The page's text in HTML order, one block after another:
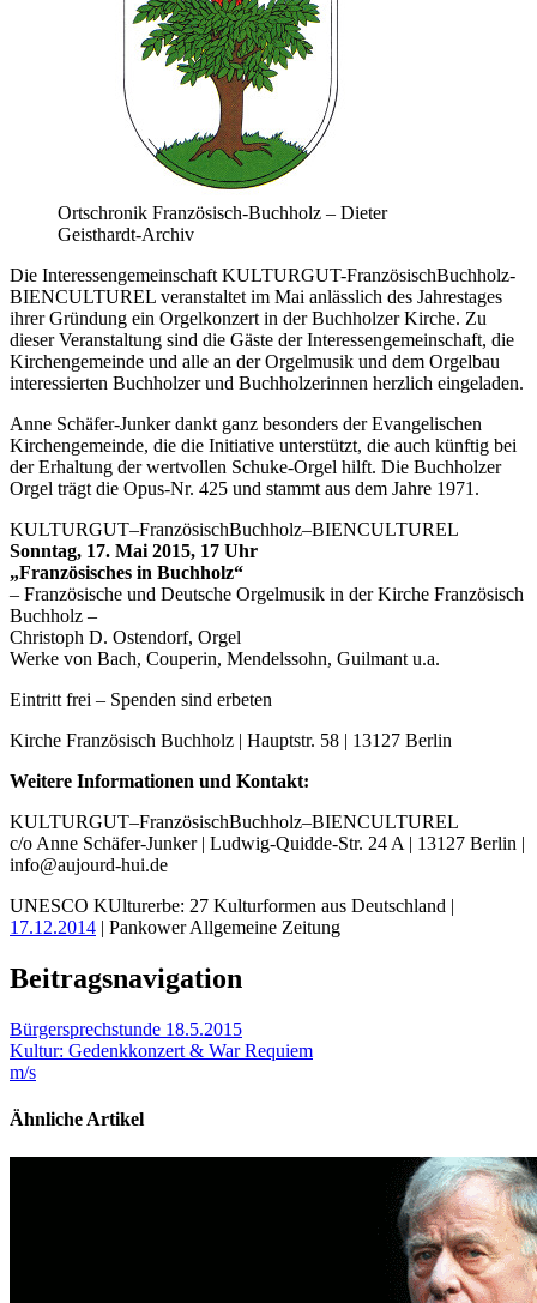
Ortschronik Französisch-Buchholz – Dieter
Geisthardt-Archiv
Die Interessengemeinschaft KULTURGUT-FranzösischBuchholz-
BIENCULTUREL veranstaltet im Mai anlässlich des Jahrestages
ihrer Gründung ein Orgelkonzert in der Buchholzer Kirche. Zu
dieser Veranstaltung sind die Gäste der Interessengemeinschaft, die
Kirchengemeinde und alle an der Orgelmusik und dem Orgelbau
interessierten Buchholzer und Buchholzerinnen herzlich eingeladen.
Anne Schäfer-Junker dankt ganz besonders der Evangelischen
Kirchengemeinde, die die Initiative unterstützt, die auch künftig bei
der Erhaltung der wertvollen Schuke-Orgel hilft. Die Buchholzer
Orgel trägt die Opus-Nr. 425 und stammt aus dem Jahre 1971.
KULTURGUT–FranzösischBuchholz–BIENCULTUREL
Sonntag, 17. Mai 2015, 17 Uhr
„Französisches in Buchholz“
– Französische und Deutsche Orgelmusik in der Kirche Französisch
Buchholz –
Christoph D. Ostendorf, Orgel
Werke von Bach, Couperin, Mendelssohn, Guilmant u.a.
Eintritt frei – Spenden sind erbeten
Kirche Französisch Buchholz | Hauptstr. 58 | 13127 Berlin
Weitere Informationen und Kontakt:
KULTURGUT–FranzösischBuchholz–BIENCULTUREL
c/o Anne Schäfer-Junker | Ludwig-Quidde-Str. 24 A | 13127 Berlin |
info@aujourd-hui.de
UNESCO KUlturerbe: 27 Kulturformen aus Deutschland |
17.12.2014 | Pankower Allgemeine Zeitung
Beitragsnavigation
Bürgersprechstunde 18.5.2015
Kultur: Gedenkkonzert & War Requiem
m/s
Ähnliche Artikel